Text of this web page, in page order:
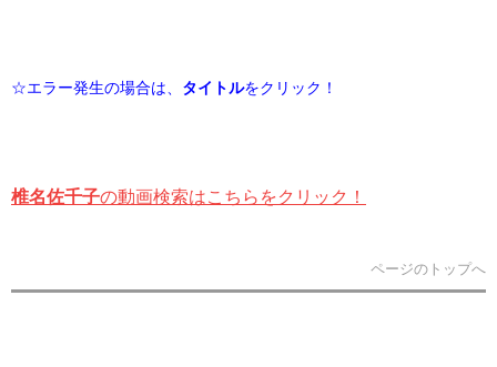
☆エラー発生の場合は、 タイトルをクリック！
椎名佐千子の動画検索はこちらをクリック！
ページのトップへ